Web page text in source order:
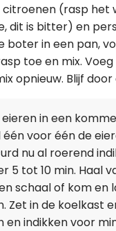
citroenen (rasp het
dit is bitter) en
boter in een pan,
toe en mix.
opnieuw. Blijf
eieren in een
voor één de
nu al roerend
5 tot 10 min. Haal
schaal of kom en
Zet in de koelkast
en indikken voor